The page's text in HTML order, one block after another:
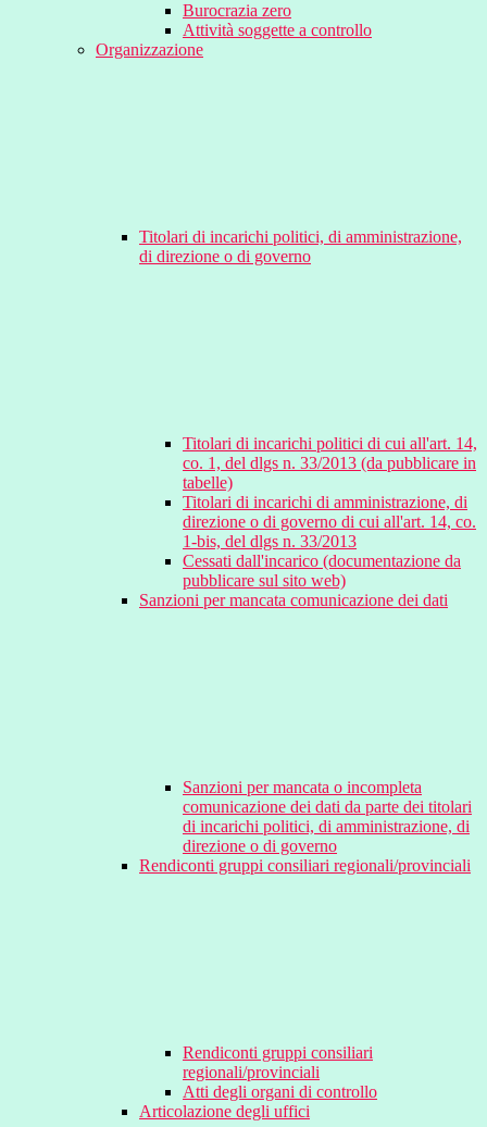
Burocrazia zero
Attività soggette a controllo
Organizzazione
Titolari di incarichi politici, di amministrazione,
di direzione o di governo
Titolari di incarichi politici di cui all'art. 14,
co. 1, del dlgs n. 33/2013 (da pubblicare in
tabelle)
Titolari di incarichi di amministrazione, di
direzione o di governo di cui all'art. 14, co.
1-bis, del dlgs n. 33/2013
Cessati dall'incarico (documentazione da
pubblicare sul sito web)
Sanzioni per mancata comunicazione dei dati
Sanzioni per mancata o incompleta
comunicazione dei dati da parte dei titolari
di incarichi politici, di amministrazione, di
direzione o di governo
Rendiconti gruppi consiliari regionali/provinciali
Rendiconti gruppi consiliari
regionali/provinciali
Atti degli organi di controllo
Articolazione degli uffici